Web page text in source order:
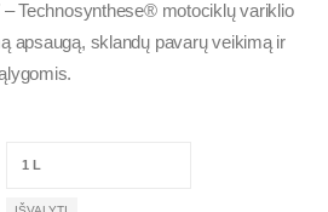
– Technosynthese® motociklų variklio
apsaugą, sklandų pavarų veikimą ir